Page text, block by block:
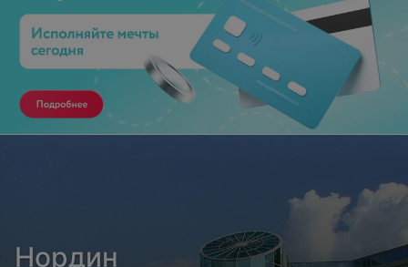
Нордин